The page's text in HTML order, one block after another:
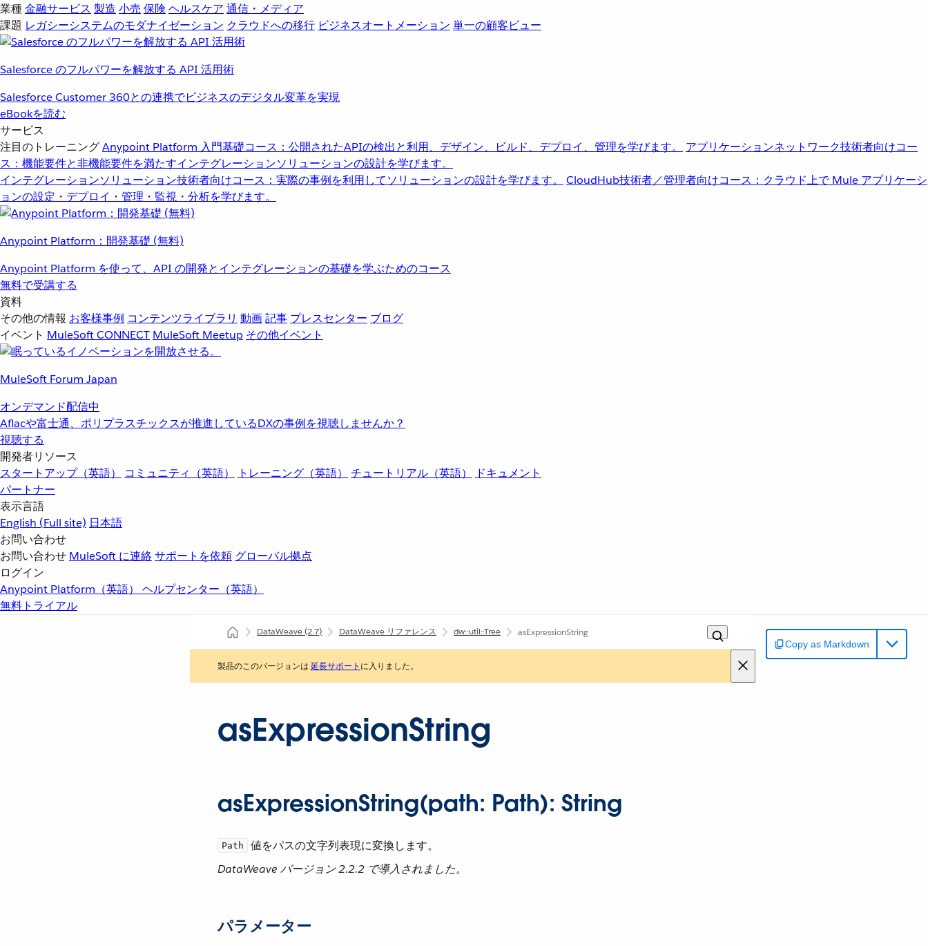
業種金融サービス 製造 小売 保険 ヘルスケア 通信・メディア
課題 レガシーシステムのモダナイゼーション クラウドへの移行 ビジネスオートメーション 単一の顧客ビュー
Salesforce のフルパワーを解放する API 活用術
Salesforce Customer 360との連携でビジネスのデジタル変革を実現
eBookを読む
サービス
注目のトレーニングAnypoint Platform 入門基礎コース：公開されたAPIの検出と利用、デザイン、ビルド、デプロイ、管理を学びます。 アプリケーションネットワーク技術者向けコー
ス：機能要件と非機能要件を満たすインテグレーションソリューションの設計を学びます。
インテグレーションソリューション技術者向けコース：実際の事例を利用してソリューションの設計を学びます。 CloudHub技術者／管理者向けコース：クラウド上で Mule アプリケーシ
ョンの設定・デプロイ・管理・監視・分析を学びます。
Anypoint Platform：開発基礎 (無料)
Anypoint Platform を使って、API の開発とインテグレーションの基礎を学ぶためのコース
無料で受講する
資料
その他の情報 お客様事例 コンテンツライブラリ 動画記事 プレスセンター ブログ
イベント MuleSoft CONNECT MuleSoft Meetup その他イベント
MuleSoft Forum Japan
オンデマンド配信中
Aflacや富士通、ポリプラスチックスが推進しているDXの事例を視聴しませんか？
視聴する
開発者リソース
スタートアップ（英語）
コミュニティ（英語） トレーニング（英語） チュートリアル（英語）
ドキュメント
パートナー
表示言語
English (Full site) 日本語
お問い合わせ
お問い合わせ MuleSoft に連絡サポートを依頼 グローバル拠点
ログイン
Anypoint Platform（英語） ヘルプセンター（英語）
無料トライアル
Copy as Markdown
DataWeave(2.7) DataWeave リファレンス dw::util::Tree asExpressionString
製品のこのバージョンは 延長サポート に入りました。
asExpressionString
asExpressionString(path: Path): String
Path
​ 値をパスの文字列表現に変換します。
DataWeave バージョン 2.2.2 で導入されました。
パラメーター